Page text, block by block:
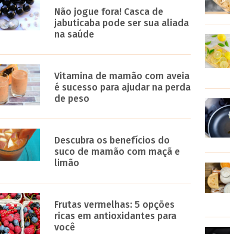
Não jogue fora! Casca de
jabuticaba pode ser sua aliada
na saúde
Vitamina de mamão com aveia
é sucesso para ajudar na perda
de peso
Descubra os benefícios do
suco de mamão com maçã e
limão
Frutas vermelhas: 5 opções
ricas em antioxidantes para
você